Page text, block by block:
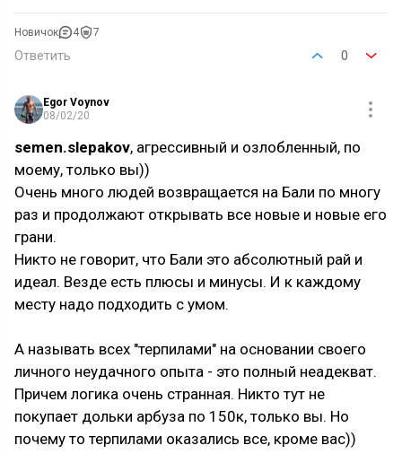
Новичок 4 7
Ответить 0
Egor Voynov
08/02/20
semen.slepakov, агрессивный и озлобленный, по
моему, только вы))
Очень много людей возвращается на Бали по многу
раз и продолжают открывать все новые и новые его
грани.
Никто не говорит, что Бали это абсолютный рай и
идеал. Везде есть плюсы и минусы. И к каждому
месту надо подходить с умом.
А называть всех "терпилами" на основании своего
личного неудачного опыта - это полный неадекват.
Причем логика очень странная. Никто тут не
покупает дольки арбуза по 150к, только вы. Но
почему то терпилами оказались все, кроме вас))